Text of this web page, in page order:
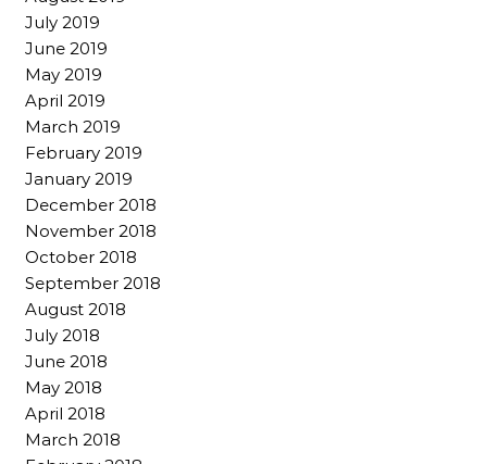
July 2019
June 2019
May 2019
April 2019
March 2019
February 2019
January 2019
December 2018
November 2018
October 2018
September 2018
August 2018
July 2018
June 2018
May 2018
April 2018
March 2018